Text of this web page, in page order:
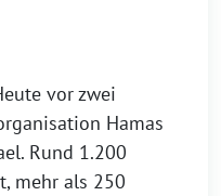
vor zwei
Hamas
Rund 1.200
mehr als 250